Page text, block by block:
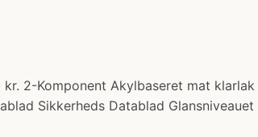
kr. 2-Komponent Akylbaseret mat
Sikkerheds Datablad